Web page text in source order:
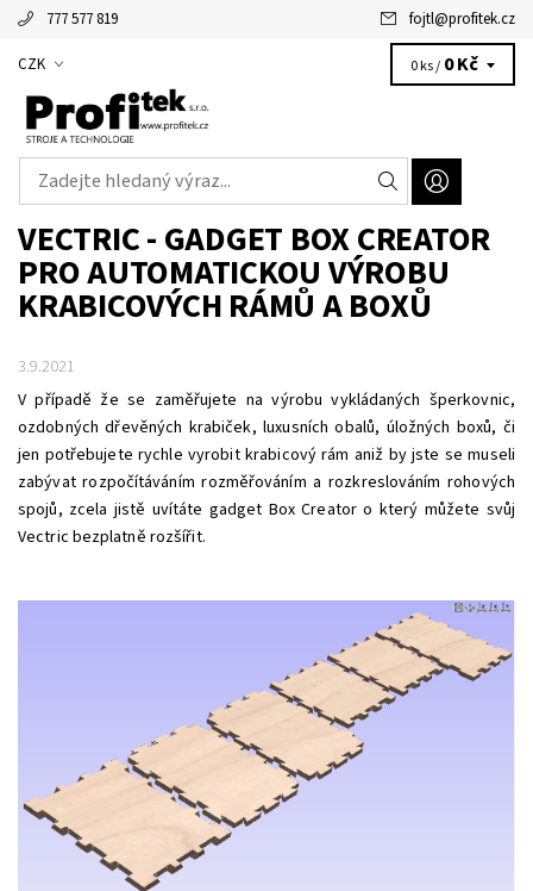
777 577 819 fojtl@profitek.cz
CZK 0 ks / 0 Kč
VECTRIC - GADGET BOX CREATOR
PRO AUTOMATICKOU VÝROBU
KRABICOVÝCH RÁMŮ A BOXŮ
3.9.2021
V případě že se zaměřujete na výrobu vykládaných šperkovnic,
ozdobných dřevěných krabiček, luxusních obalů, úložných boxů, či
jen potřebujete rychle vyrobit krabicový rám aniž by jste se museli
zabývat rozpočítáváním rozměřováním a rozkreslováním rohových
spojů, zcela jistě uvítáte gadget Box Creator o který můžete svůj
Vectric bezplatně rozšířit.
Alžbětka - vaše virtuální asistentka